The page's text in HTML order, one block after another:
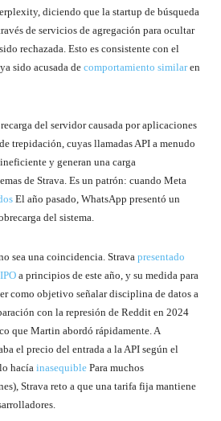
diciendo que la startup de búsqueda
de servicios de agregación para ocultar
rechazada. Esto es consistente con el
sido acusada de comportamiento similaren
del servidor causada por aplicaciones
trepidación, cuyas llamadas API a menudo
y generan una carga
de Strava. Es un patrón: cuando Meta
El año pasado, WhatsApp presentó un
del sistema.
sea una coincidencia. Strava presentado
a principios de este año, y su medida para
como objetivo señalar disciplina de datos a
con la represión de Reddit en 2024
que Martin abordó rápidamente. A
el precio del entrada a la API según el
hacía inasequible Para muchos
Strava reto a que una tarifa fija mantiene